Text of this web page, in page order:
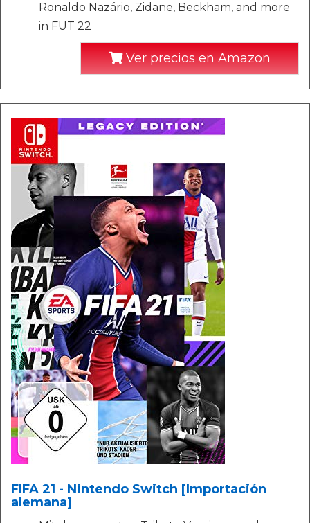
Ronaldo Nazário, Zidane, Beckham, and more
in FUT 22
Ver precios en Amazon
FIFA 21 - Nintendo Switch [Importación
alemana]